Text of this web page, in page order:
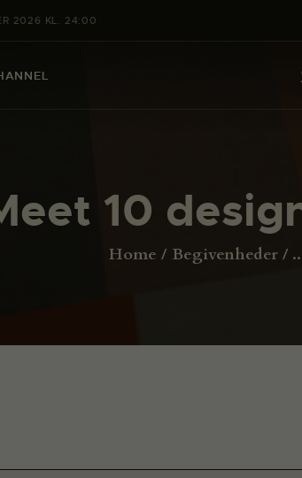
2026 KL. 24:00
10
Home Begivenheder
OM SVFK
ENGLISH